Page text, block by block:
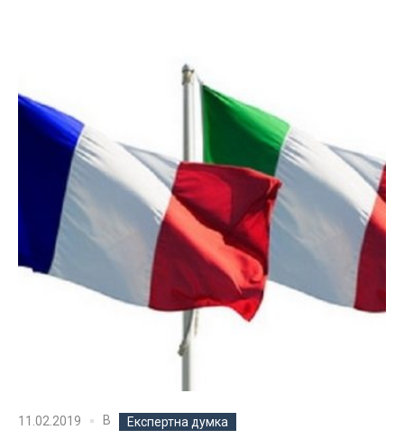
11.02.2019 В Експертна думка